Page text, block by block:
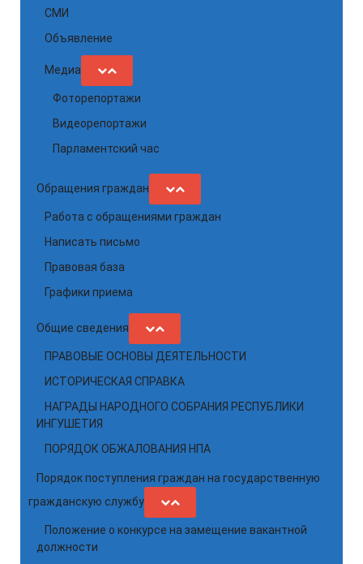
СМИ
Объявление
Медиа
Фоторепортажи
Видеорепортажи
Парламентский час
Обращения граждан
Работа с обращениями граждан
Написать письмо
Правовая база
Графики приема
Общие сведения
ПРАВОВЫЕ ОСНОВЫ ДЕЯТЕЛЬНОСТИ
ИСТОРИЧЕСКАЯ СПРАВКА
НАГРАДЫ НАРОДНОГО СОБРАНИЯ РЕСПУБЛИКИ
ИНГУШЕТИЯ
ПОРЯДОК ОБЖАЛОВАНИЯ НПА
Порядок поступления граждан на государственную
гражданскую службу
Положение о конкурсе на замещение вакантной
должности